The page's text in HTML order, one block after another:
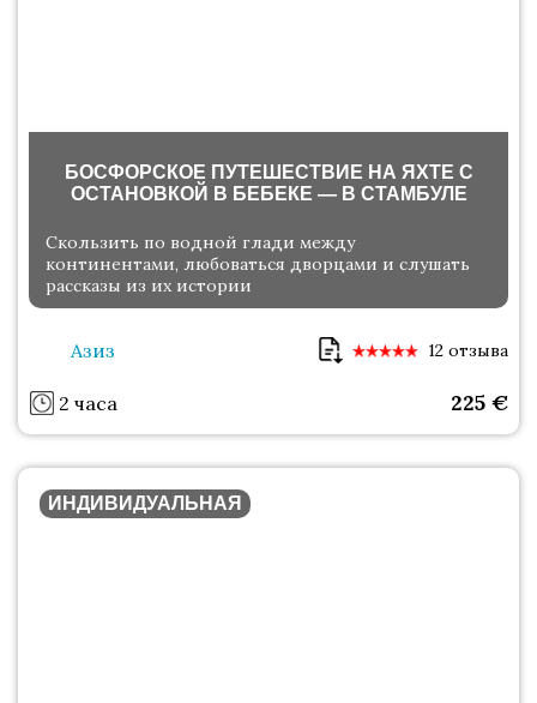
БОСФОРСКОЕ ПУТЕШЕСТВИЕ НА ЯХТЕ С
ОСТАНОВКОЙ В БЕБЕКЕ — В СТАМБУЛЕ
Скользить по водной глади между
континентами, любоваться дворцами и слушать
рассказы из их истории
Азиз 12 отзыва
2 часа 225 €
ИНДИВИДУАЛЬНАЯ